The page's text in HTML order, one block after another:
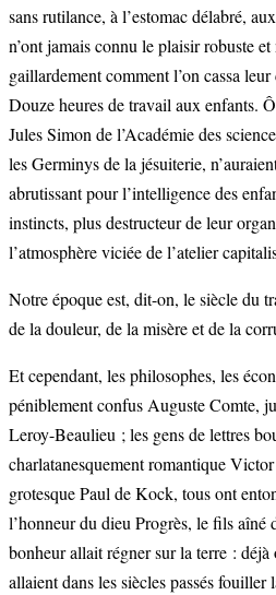
sans rutilance, à l’estomac délabré,
n’ont jamais connu le plaisir robuste
gaillardement comment l’on cassa
Douze heures de travail aux enfants.
Jules Simon de l’Académie des
les Germinys de la jésuiterie,
abrutissant pour l’intelligence des
instincts, plus destructeur de leur
l’atmosphère viciée de l’atelier
Notre époque est, dit-on, le siècle du
de la douleur, de la misère et de la
Et cependant, les philosophes, les
péniblement confus Auguste Comte,
Leroy-Beaulieu ; les gens de lettres
charlatanesquement romantique
grotesque Paul de Kock, tous ont
l’honneur du dieu Progrès, le fils
bonheur allait régner sur la terre :
allaient dans les siècles passés fouiller